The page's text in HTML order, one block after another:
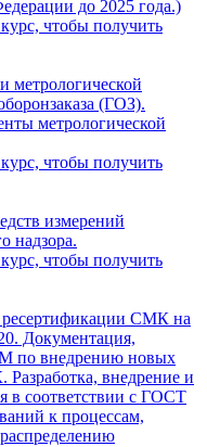
до 2025 года.)
чтобы получить
метрологической
(ГОЗ).
метрологической
чтобы получить
измерений
надзора.
чтобы получить
СМК на
Документация,
по внедрению новых
внедрение и
в соответствии с ГОСТ
к процессам,